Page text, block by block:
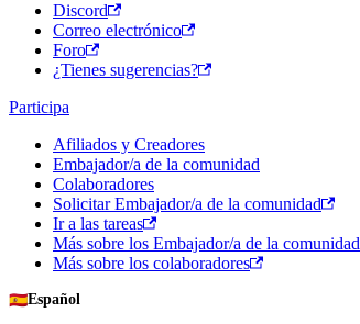
Discord
Correo electrónico
Foro
¿Tienes sugerencias?
Participa
Afiliados y Creadores
Embajador/a de la comunidad
Colaboradores
Solicitar Embajador/a de la comunidad
Ir a las tareas
Más sobre los Embajador/a de la comunidad
Más sobre los colaboradores
🇪🇸Español